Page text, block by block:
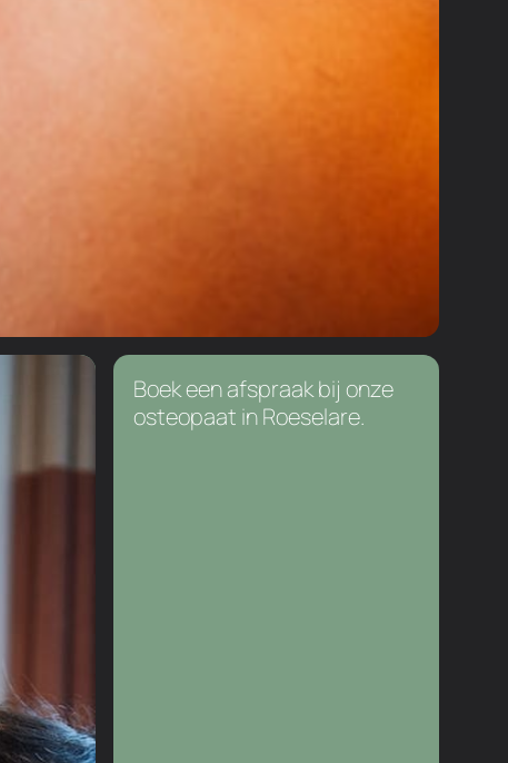
Boek een afspraak bij onze
osteopaat in Roeselare.